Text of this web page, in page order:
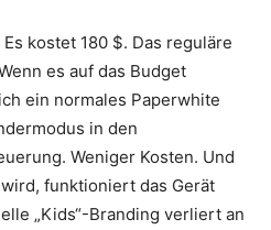
kostet 180 $. Das reguläre
es auf das Budget
ein normales Paperwhite
in den
Weniger Kosten. Und
funktioniert das Gerät
„Kids“-Branding verliert an